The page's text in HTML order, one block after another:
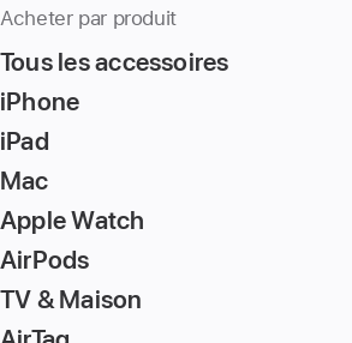
Acheter par produit
Tous les accessoires
iPhone
iPad
Mac
Apple Watch
AirPods
TV & Maison